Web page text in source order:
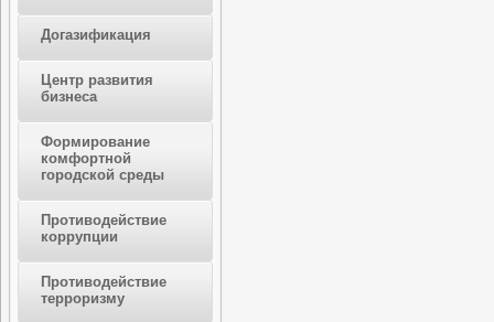
Догазификация
Центр развития
бизнеса
Формирование
комфортной
городской среды
Противодействие
коррупции
Противодействие
терроризму